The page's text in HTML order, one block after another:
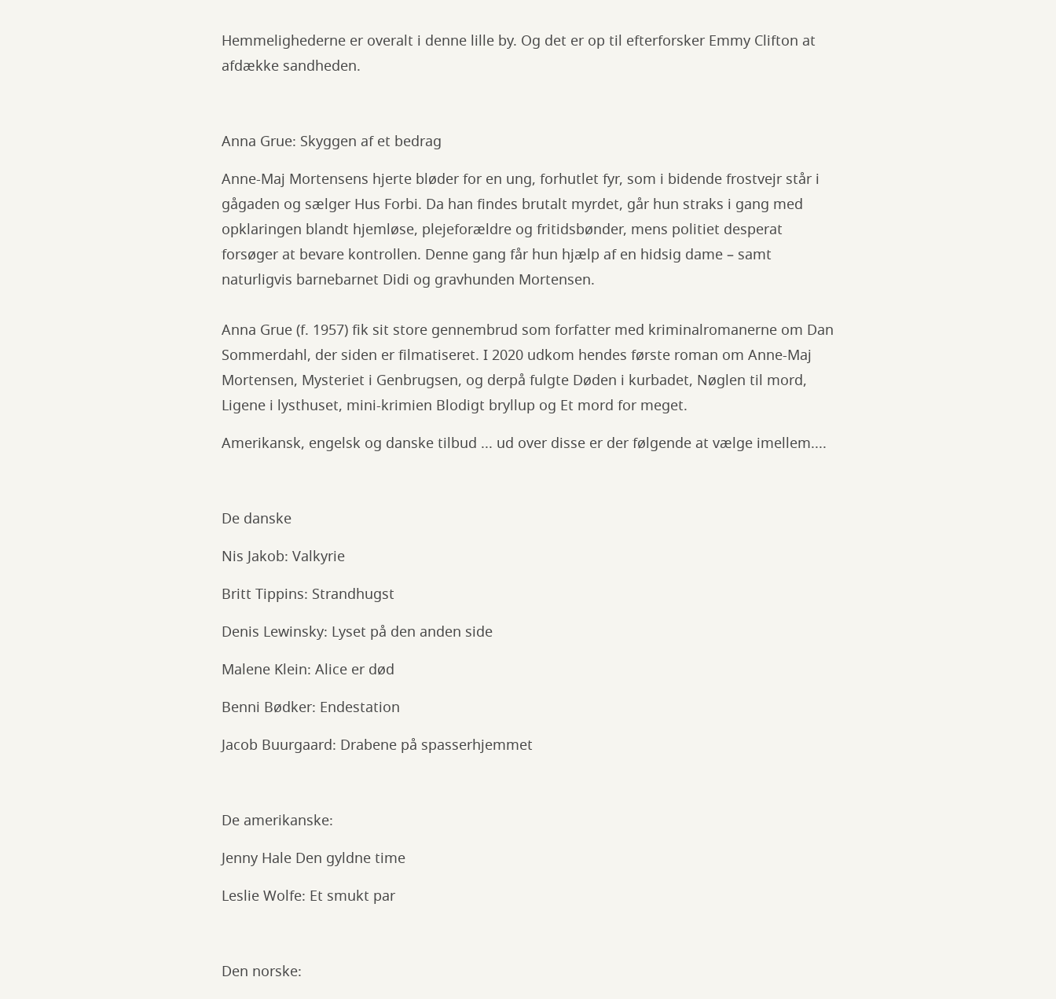
Hemmelighederne er overalt i denne lille by. Og det er op til efterforsker Emmy Clifton at
afdække sandheden.
Anna Grue: Skyggen af et bedrag
Anne-Maj Mortensens hjerte bløder for en ung, forhutlet fyr, som i bidende frostvejr står i
gågaden og sælger Hus Forbi. Da han findes brutalt myrdet, går hun straks i gang med
opklaringen blandt hjemløse, plejeforældre og fritidsbønder, mens politiet desperat
forsøger at bevare kontrollen. Denne gang får hun hjælp af en hidsig dame – samt
naturligvis barnebarnet Didi og gravhunden Mortensen.
Anna Grue (f. 1957) fik sit store gennembrud som forfatter med kriminalromanerne om Dan
Sommerdahl, der siden er filmatiseret. I 2020 udkom hendes første roman om Anne-Maj
Mortensen, Mysteriet i Genbrugsen, og derpå fulgte Døden i kurbadet, Nøglen til mord,
Ligene i lysthuset, mini-krimien Blodigt bryllup og Et mord for meget.
Amerikansk, engelsk og danske tilbud ... ud over disse er der følgende at vælge imellem....
De danske
Nis Jakob: Valkyrie
Britt Tippins: Strandhugst
Denis Lewinsky: Lyset på den anden side
Malene Klein: Alice er død
Benni Bødker: Endestation
Jacob Buurgaard: Drabene på spasserhjemmet
De amerikanske:
Jenny Hale Den gyldne time
Leslie Wolfe: Et smukt par
Den norske: